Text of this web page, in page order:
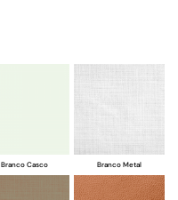
Branco Casco Branco Metal